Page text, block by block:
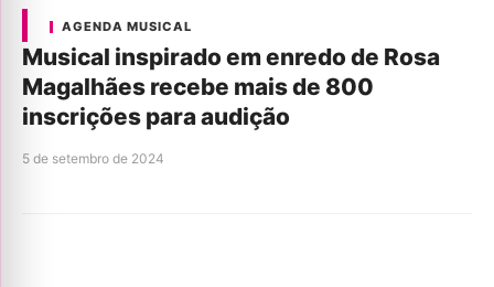
AGENDA MUSICAL
Musical inspirado em enredo de Rosa
Magalhães recebe mais de 800
inscrições para audição
5 de setembro de 2024